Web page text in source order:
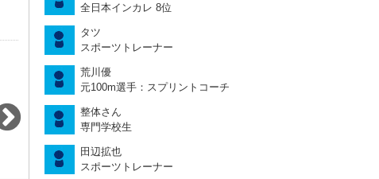
お尻・ハムストリングス
を同時に鍛える！エレベ
ーターヒップアップ
全日本インカレ 8位
タツ
スポーツトレーナー
荒川優
元100m選手：スプリントコーチ
整体さん
専門学校生
田辺拡也
スポーツトレーナー